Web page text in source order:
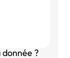
donnée ?